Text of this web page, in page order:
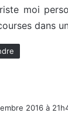
: moi
dans
2016 à